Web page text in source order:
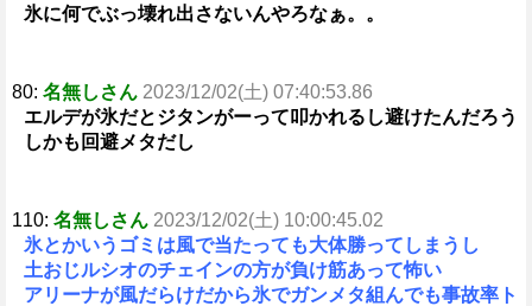
氷に何でぶっ壊れ出さないんやろなぁ。。
80: 名無しさん 2023/12/02(土) 07:40:53.86
エルデが氷だとジタンがーって叩かれるし避けたんだろう
しかも回避メタだし
110: 名無しさん 2023/12/02(土) 10:00:45.02
氷とかいうゴミは風で当たっても大体勝ってしまうし
土おじルシオのチェインの方が負け筋あって怖い
アリーナが風だらけだから氷でガンメタ組んでも事故率ト